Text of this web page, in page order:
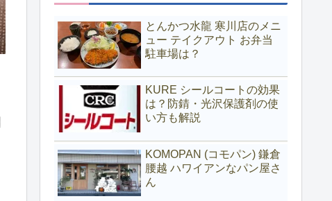
とんかつ水龍 寒川店のメニ
ュー テイクアウト お弁当
駐車場は？
KURE シールコートの効果
は？防錆・光沢保護剤の使
い方も解説
KOMOPAN (コモパン) 鎌倉
腰越 ハワイアンなパン屋さ
ん